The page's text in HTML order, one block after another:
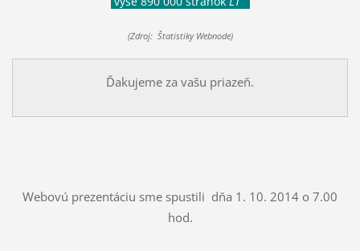
(Zdroj: Štatistiky Webnode)
Ďakujeme za vašu priazeň.
Webovú prezentáciu sme spustili dňa 1. 10. 2014 o 7.00
hod.